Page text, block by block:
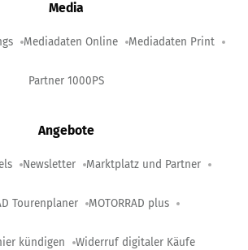
Media
Mediadaten Online Mediadaten Print
Partner 1000PS
Angebote
Newsletter Marktplatz und Partner
Tourenplaner MOTORRAD plus
kündigen Widerruf digitaler Käufe